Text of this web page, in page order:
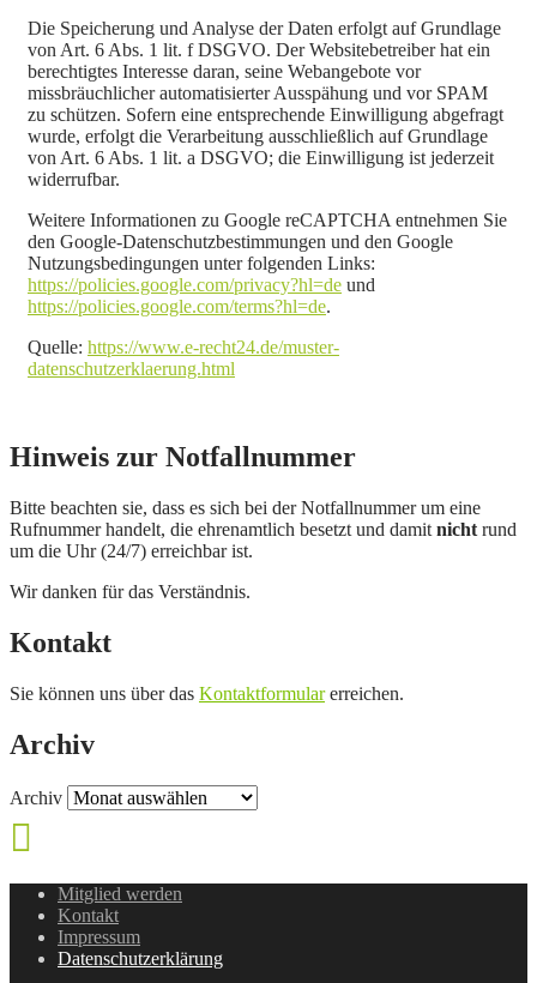
Die Speicherung und Analyse der Daten erfolgt auf Grundlage
von Art. 6 Abs. 1 lit. f DSGVO. Der Websitebetreiber hat ein
berechtigtes Interesse daran, seine Webangebote vor
missbräuchlicher automatisierter Ausspähung und vor SPAM
zu schützen. Sofern eine entsprechende Einwilligung abgefragt
wurde, erfolgt die Verarbeitung ausschließlich auf Grundlage
von Art. 6 Abs. 1 lit. a DSGVO; die Einwilligung ist jederzeit
widerrufbar.
Weitere Informationen zu Google reCAPTCHA entnehmen Sie
den Google-Datenschutzbestimmungen und den Google
Nutzungsbedingungen unter folgenden Links:
https://policies.google.com/privacy?hl=de und
https://policies.google.com/terms?hl=de.
Quelle: https://www.e-recht24.de/muster-
datenschutzerklaerung.html
Hinweis zur Notfallnummer
Bitte beachten sie, dass es sich bei der Notfallnummer um eine
Rufnummer handelt, die ehrenamtlich besetzt und damit nicht rund
um die Uhr (24/7) erreichbar ist.
Wir danken für das Verständnis.
Kontakt
Sie können uns über das Kontaktformularerreichen.
Archiv
Archiv
Mitglied werden
Kontakt
Impressum
Datenschutzerklärung